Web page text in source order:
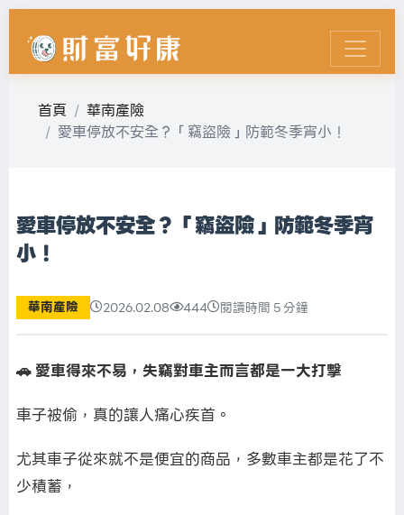
首頁
華南產險
愛車停放不安全？「竊盜險」防範冬季宵小！
愛車停放不安全？「竊盜險」防範冬季宵
小！
華南產險 2026.02.08 444 閱讀時間 5 分鐘
🚗 愛車得來不易，失竊對車主而言都是一大打擊
車子被偷，真的讓人痛心疾首。
尤其車子從來就不是便宜的商品，多數車主都是花了不
少積蓄，